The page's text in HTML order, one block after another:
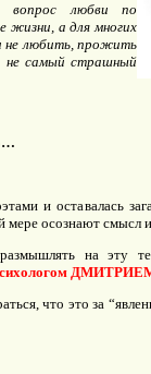
вопрос любви по
жизни, а для многих
не любить, прожить
самый страшный
и оставалась
мере осознают смысл
на эту
психологом
что это за